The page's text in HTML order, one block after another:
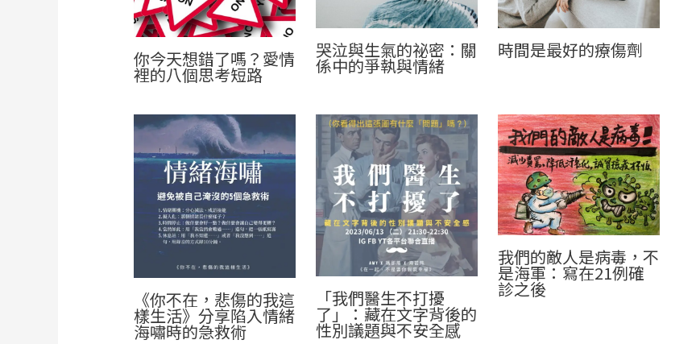
你今天想錯了嗎？愛情
裡的八個思考短路
哭泣與生氣的祕密：關
係中的爭執與情緒
時間是最好的療傷劑
《你不在，悲傷的我這
樣生活》分享陷入情緒
海嘯時的急救術
「我們醫生不打擾
了」：藏在文字背後的
性別議題與不安全感
我們的敵人是病毒，不
是海軍：寫在21例確
診之後